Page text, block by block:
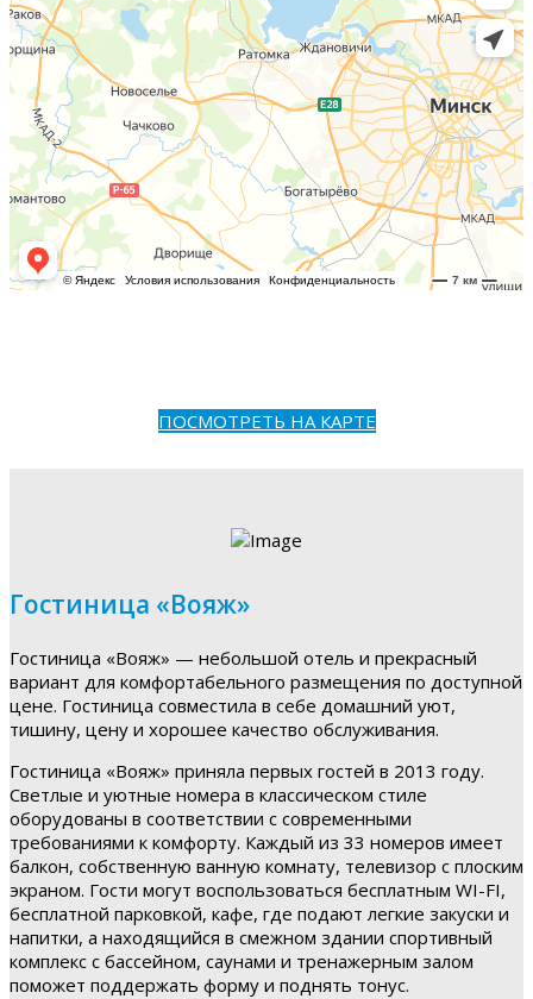
ПОСМОТРЕТЬ НА КАРТЕ
Гостиница «Вояж»
Гостиница «Вояж» — небольшой отель и прекрасный
вариант для комфортабельного размещения по доступной
цене. Гостиница совместила в себе домашний уют,
тишину, цену и хорошее качество обслуживания.
Гостиница «Вояж» приняла первых гостей в 2013 году.
Светлые и уютные номера в классическом стиле
оборудованы в соответствии с современными
требованиями к комфорту. Каждый из 33 номеров имеет
балкон, собственную ванную комнату, телевизор с плоским
экраном. Гости могут воспользоваться бесплатным WI-FI,
бесплатной парковкой, кафе, где подают легкие закуски и
напитки, а находящийся в смежном здании спортивный
комплекс с бассейном, саунами и тренажерным залом
поможет поддержать форму и поднять тонус.